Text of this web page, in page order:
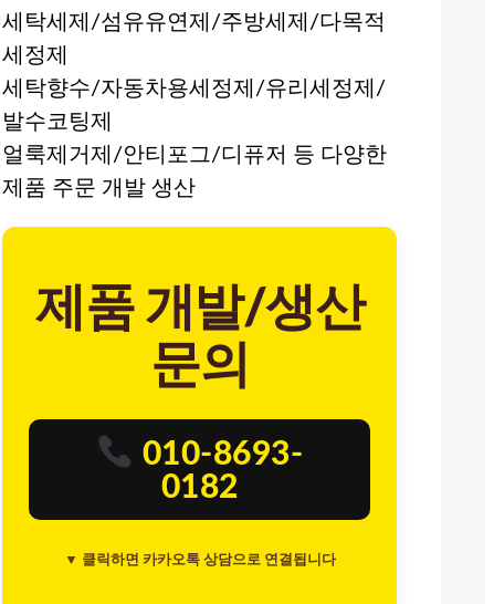
세탁세제/섬유유연제/주방세제/다목적
세정제
세탁향수/자동차용세정제/유리세정제/
발수코팅제
얼룩제거제/안티포그/디퓨저 등 다양한
제품 주문 개발 생산
제품 개발/생산
문의
010-8693-
0182
▼ 클릭하면 카카오톡 상담으로 연결됩니다